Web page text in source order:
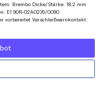
Brembo Dicke/Stärke: 18,2 mm
E1 90R-02A0235/0090
vorbereitet Verschleißwarnkontakt: